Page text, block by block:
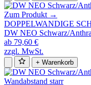
Zum Produkt →
DOPPELWANDIGE
DW NEO Schwarz/
ab 79,60 €
zzgl. MwSt.
+ Warenkorb